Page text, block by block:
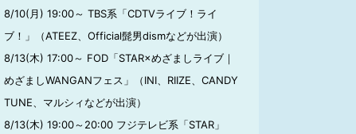
8/10(月) 19:00～ TBS系「CDTVライブ！ライ
ブ！」（ATEEZ、Official髭男dismなどが出演）
8/13(木) 17:00～ FOD「STAR×めざましライブ｜
めざましWANGANフェス」（INI、RIIZE、CANDY
TUNE、マルシィなどが出演）
8/13(木) 19:00～20:00 フジテレビ系「STAR」